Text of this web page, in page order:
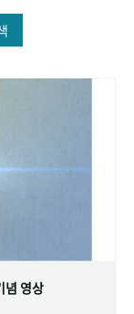
자들
영상 기록물
념 영상